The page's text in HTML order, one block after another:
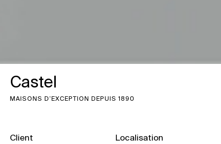
Castel
MAISONS D’EXCEPTION DEPUIS 1890
Client
Localisation